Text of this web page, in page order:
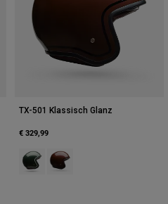
Schwarz.
of Starship Grey.
type of Vintage-Weiß.
TX-501 Klassisch Glanz
€ 329,99
Product swatch type of
Product swatch type of